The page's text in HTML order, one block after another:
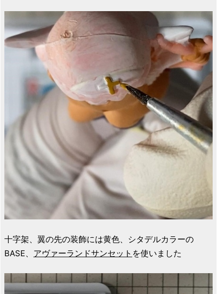
十字架、翼の先の装飾には黄色、シタデルカラーの
BASE、 アヴァーランドサンセット を使いました